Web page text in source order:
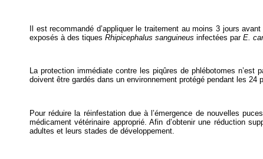
Il est recommandé d’appliquer le traitement au moins 3 jours avant
exposés à des tiques Rhipicephalus sanguineus infectées par E.
La protection immédiate contre les piqûres de phlébotomes
doivent être gardés dans un environnement protégé pendant les 24
Pour réduire la réinfestation due à l’émergence de nouvelles
médicament vétérinaire approprié. Afin d’obtenir une réduction
adultes et leurs stades de développement.